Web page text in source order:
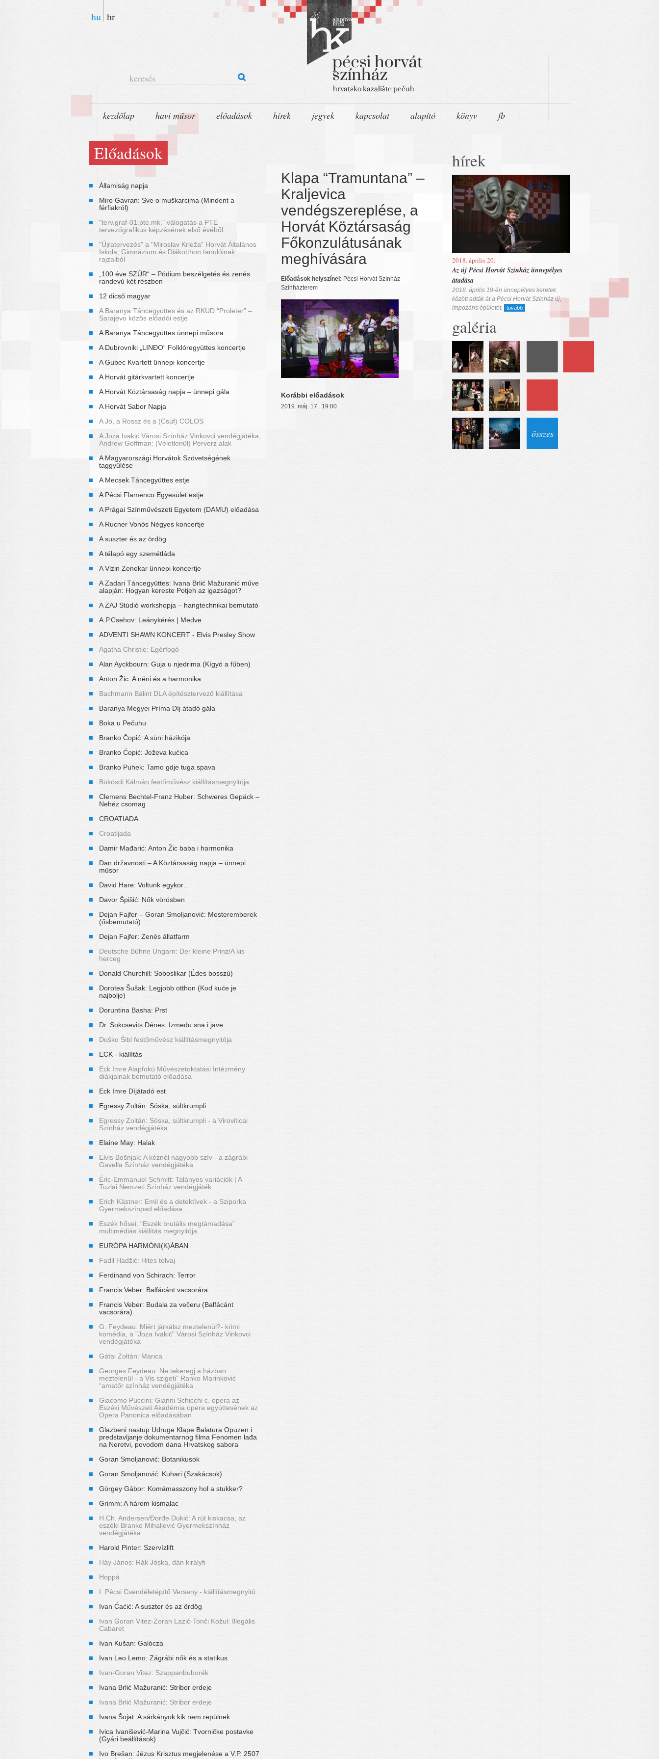
hu hr
keresés
kezdőlap havi műsor előadások hírek jegyek kapcsolat alapító könyv fb
Előadások
Államiság napja
Miro Gavran: Sve o muškarcima (Mindent a
férfiakról)
"terv.graf-01.pte.mk." válogatás a PTE
tervezőgrafikus képzésének első évéből
"Újratervezés" a "Miroslav Krleža" Horvát Általános
Iskola, Gimnázium és Diákotthon tanulóinak
rajzaiból
„100 éve SZÚR“ – Pódium beszélgetés és zenés
randevú két részben
12 dicső magyar
A Baranya Táncegyüttes és az RKUD “Proleter” –
Sarajevo közös előadói estje
A Baranya Táncegyüttes ünnepi műsora
A Dubrovniki „LINĐO“ Folklóregyüttes koncertje
A Gubec Kvartett ünnepi koncertje
A Horvát gitárkvartett koncertje
A Horvát Köztársaság napja – ünnepi gála
A Horvát Sabor Napja
A Jó, a Rossz és a (Csúf) COLOS
A Joza Ivakić Városi Színház Vinkovci vendégjátéka,
Andrew Goffman: (Véletlenül) Perverz alak
A Magyarországi Horvátok Szövetségének
taggyűlése
A Mecsek Táncegyüttes estje
A Pécsi Flamenco Egyesület estje
A Prágai Színművészeti Egyetem (DAMU) előadása
A Rucner Vonós Négyes koncertje
A suszter és az ördög
A télapó egy szemétláda
A Vizin Zenekar ünnepi koncertje
A Zadari Táncegyüttes: Ivana Brlić Mažuranić műve
alapján: Hogyan kereste Potjeh az igazságot?
A ZAJ Stúdió workshopja – hangtechnikai bemutató
A.P.Csehov: Leánykérés | Medve
ADVENTI SHAWN KONCERT - Elvis Presley Show
Agatha Christie: Egérfogó
Alan Ayckbourn: Guja u njedrima (Kígyó a fűben)
Anton Žic: A néni és a harmonika
Bachmann Bálint DLA építésztervező kiállítása
Baranya Megyei Príma Díj átadó gála
Boka u Pečuhu
Branko Čopić: A süni házikója
Branko Ćopić: Ježeva kućica
Branko Puhek: Tamo gdje tuga spava
Bükösdi Kálmán festőművész kiállításmegnyitója
Clemens Bechtel-Franz Huber: Schweres Gepäck –
Nehéz csomag
CROATIADA
Croatijada
Damir Mađarić: Anton Žic baba i harmonika
Dan državnosti – A Köztársaság napja – ünnepi
műsor
David Hare: Voltunk egykor…
Davor Špišić: Nők vörösben
Dejan Fajfer – Goran Smoljanović: Mesteremberek
(ősbemutató)
Dejan Fajfer: Zenés állatfarm
Deutsche Bühne Ungarn: Der kleine Prinz/A kis
herceg
Donald Churchill: Soboslikar (Édes bosszú)
Dorotea Šušak: Legjobb otthon (Kod kuće je
najbolje)
Doruntina Basha: Prst
Dr. Sokcsevits Dénes: Između sna i jave
Duško Šibl festőművész kiállításmegnyitója
ECK - kiállítás
Eck Imre Alapfokú Művészetoktatási Intézmény
diákjainak bemutató előadása
Eck Imre Díjátadó est
Egressy Zoltán: Sóska, sültkrumpli
Egressy Zoltán: Sóska, sültkrumpli - a Viroviticai
Színház vendégjátéka
Elaine May: Halak
Elvis Bošnjak: A kéznél nagyobb szív - a zágrábi
Gavella Színház vendégjátéka
Éric-Emmanuel Schmitt: Talányos variációk | A
Tuzlai Nemzeti Színház vendégjáték
Erich Kästner: Emil és a detektívek - a Sziporka
Gyermekszínpad előadása
Eszék hősei: “Eszék brutális megtámadása”
multimédiás kiállítás megnyitója
EURÓPA HARMÓNI(K)ÁBAN
Fadil Hadžić: Hites tolvaj
Ferdinand von Schirach: Terror
Francis Veber: Balfácánt vacsorára
Francis Veber: Budala za večeru (Balfácánt
vacsorára)
G. Feydeau: Miért járkálsz meztelenül?- krimi
komédia, a "Joza Ivakić" Városi Színház Vinkovci
vendégjátéka
Gátai Zoltán: Marica
Georges Feydeau: Ne tekeregj a házban
meztelenül - a Vis szigeti” Ranko Marinković
“amatőr színház vendégjátéka
Giacomo Puccini: Gianni Schicchi c. opera az
Eszéki Művészeti Akadémia opera együttesének az
Opera Panonica előadásában
Glazbeni nastup Udruge Klape Balatura Opuzen i
predstavljanje dokumentarnog filma Fenomen lađa
na Neretvi, povodom dana Hrvatskog sabora
Goran Smoljanović: Botanikusok
Goran Smoljanović: Kuhari (Szakácsok)
Görgey Gábor: Komámasszony hol a stukker?
Grimm: A három kismalac
H.Ch. Andersen/Đorđe Dukić: A rút kiskacsa, az
eszéki Branko Mihaljević Gyermekszínház
vendégjátéka
Harold Pinter: Szervízlift
Háy János: Rák Jóska, dán királyfi
Hoppá
I. Pécsi Csendéletépítő Verseny - kiállításmegnyitó
Ivan Ćaćić: A suszter és az ördög
Ivan Goran Vitez-Zoran Lazić-Tonči Kožul: Illegális
Cabaret
Ivan Kušan: Galócza
Ivan Leo Lemo: Zágrábi nők és a statikus
Ivan-Goran Vitez: Szappanbuborék
Ivana Brlić Mažuranić: Stribor erdeje
Ivana Brlić Mažuranić: Stribor erdeje
Ivana Šojat: A sárkányok kik nem repülnek
Ivica Ivanišević-Marina Vujčić: Tvorničke postavke
(Gyári beállítások)
Ivo Brešan: Jézus Krisztus megjelenése a V.P. 2507
Klapa “Tramuntana” –
Kraljevica
vendégszereplése, a
Horvát Köztársaság
Főkonzulátusának
meghívására
Előadások helyszínei: Pécsi Horvát Színház
Színházterem
Korábbi előadások
2019. máj. 17. 19:00
hírek
2018. április 20.
Az új Pécsi Horvát Színház ünnepélyes
átadása
2018. április 19-én ünnepélyes keretek
között adták át a Pécsi Horvát Színház új,
impozáns épületét.
tovább
galéria
összes